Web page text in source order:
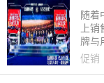
随着
上
牌与
热度
促销